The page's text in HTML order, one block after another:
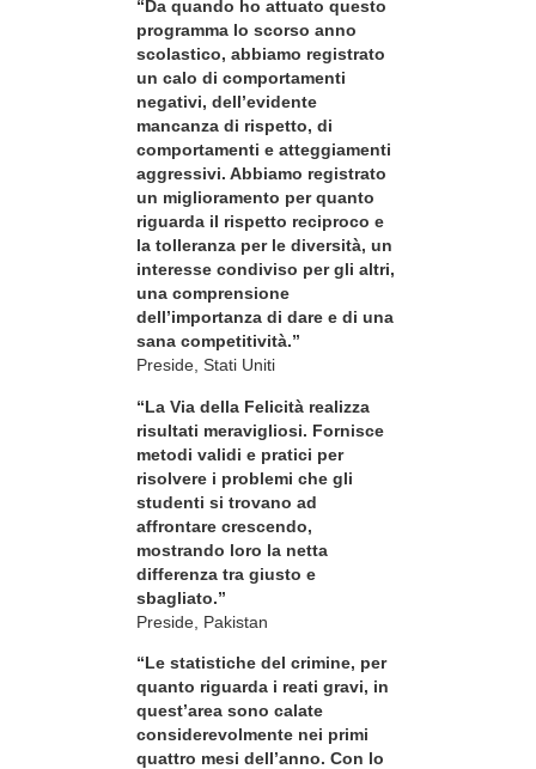
“Da quando ho attuato questo
programma lo scorso anno
scolastico, abbiamo registrato
un calo di comportamenti
negativi, dell’evidente
mancanza di rispetto, di
comportamenti e atteggiamenti
aggressivi. Abbiamo registrato
un miglioramento per quanto
riguarda il rispetto reciproco e
la tolleranza per le diversità, un
interesse condiviso per gli altri,
una comprensione
dell’importanza di dare e di una
sana competitività.”
Preside, Stati Uniti
“La Via della Felicità realizza
risultati meravigliosi. Fornisce
metodi validi e pratici per
risolvere i problemi che gli
studenti si trovano ad
affrontare crescendo,
mostrando loro la netta
differenza tra giusto e
sbagliato.”
Preside, Pakistan
“Le statistiche del crimine, per
quanto riguarda i reati gravi, in
quest’area sono calate
considerevolmente nei primi
quattro mesi dell’anno. Con lo